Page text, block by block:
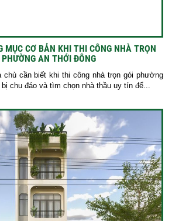
MỤC CƠ BẢN KHI THI CÔNG NHÀ TRỌN
PHƯỜNG AN THỚI ĐÔNG
chủ cần biết khi thi công nhà trọn gói phường
chu đáo và tìm chọn nhà thầu uy tín để...